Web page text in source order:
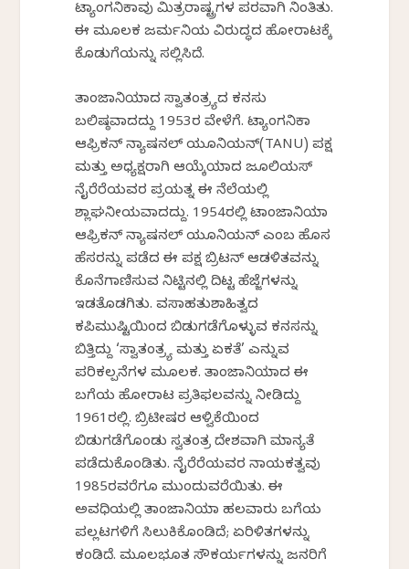
ಟ್ಯಾಂಗನಿಕಾವು ಮಿತ್ರರಾಷ್ಟ್ರಗಳ ಪರವಾಗಿ ನಿಂತಿತು.
ಈ ಮೂಲಕ ಜರ್ಮನಿಯ ವಿರುದ್ಧದ ಹೋರಾಟಕ್ಕೆ
ಕೊಡುಗೆಯನ್ನು ಸಲ್ಲಿಸಿದೆ.
ತಾಂಜಾನಿಯಾದ ಸ್ವಾತಂತ್ರ್ಯದ ಕನಸು
ಬಲಿಷ್ಠವಾದದ್ದು 1953ರ ವೇಳೆಗೆ. ಟ್ಯಾಂಗನಿಕಾ
ಆಫ್ರಿಕನ್ ನ್ಯಾಷನಲ್ ಯೂನಿಯನ್(TANU) ಪಕ್ಷ
ಮತ್ತು ಅಧ್ಯಕ್ಷರಾಗಿ ಆಯ್ಕೆಯಾದ ಜೂಲಿಯಸ್
ನೈರೆರೆಯವರ ಪ್ರಯತ್ನ ಈ ನೆಲೆಯಲ್ಲಿ
ಶ್ಲಾಘನೀಯವಾದದ್ದು. 1954ರಲ್ಲಿ ಟಾಂಜಾನಿಯಾ
ಆಫ್ರಿಕನ್ ನ್ಯಾಷನಲ್ ಯೂನಿಯನ್ ಎಂಬ ಹೊಸ
ಹೆಸರನ್ನು ಪಡೆದ ಈ ಪಕ್ಷ ಬ್ರಿಟನ್ ಆಡಳಿತವನ್ನು
ಕೊನೆಗಾಣಿಸುವ ನಿಟ್ಟಿನಲ್ಲಿ ದಿಟ್ಟ ಹೆಜ್ಜೆಗಳನ್ನು
ಇಡತೊಡಗಿತು. ವಸಾಹತುಶಾಹಿತ್ವದ
ಕಪಿಮುಷ್ಟಿಯಿಂದ ಬಿಡುಗಡೆಗೊಳ್ಳುವ ಕನಸನ್ನು
ಬಿತ್ತಿದ್ದು ‘ಸ್ವಾತಂತ್ರ್ಯ ಮತ್ತು ಏಕತೆ’ ಎನ್ನುವ
ಪರಿಕಲ್ಪನೆಗಳ ಮೂಲಕ. ತಾಂಜಾನಿಯಾದ ಈ
ಬಗೆಯ ಹೋರಾಟ ಪ್ರತಿಫಲವನ್ನು ನೀಡಿದ್ದು
1961ರಲ್ಲಿ. ಬ್ರಿಟೀಷರ ಆಳ್ವಿಕೆಯಿಂದ
ಬಿಡುಗಡೆಗೊಂಡು ಸ್ವತಂತ್ರ ದೇಶವಾಗಿ ಮಾನ್ಯತೆ
ಪಡೆದುಕೊಂಡಿತು. ನೈರೆರೆಯವರ ನಾಯಕತ್ವವು
1985ರವರೆಗೂ ಮುಂದುವರೆಯಿತು. ಈ
ಅವಧಿಯಲ್ಲಿ ತಾಂಜಾನಿಯಾ ಹಲವಾರು ಬಗೆಯ
ಪಲ್ಲಟಗಳಿಗೆ ಸಿಲುಕಿಕೊಂಡಿದೆ; ಏರಿಳಿತಗಳನ್ನು
ಕಂಡಿದೆ. ಮೂಲಭೂತ ಸೌಕರ್ಯಗಳನ್ನು ಜನರಿಗೆ